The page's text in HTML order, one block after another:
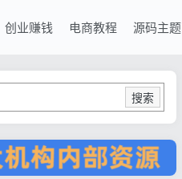
创业赚钱 电商教程 源码主题
搜索
全，小投入，大回报！